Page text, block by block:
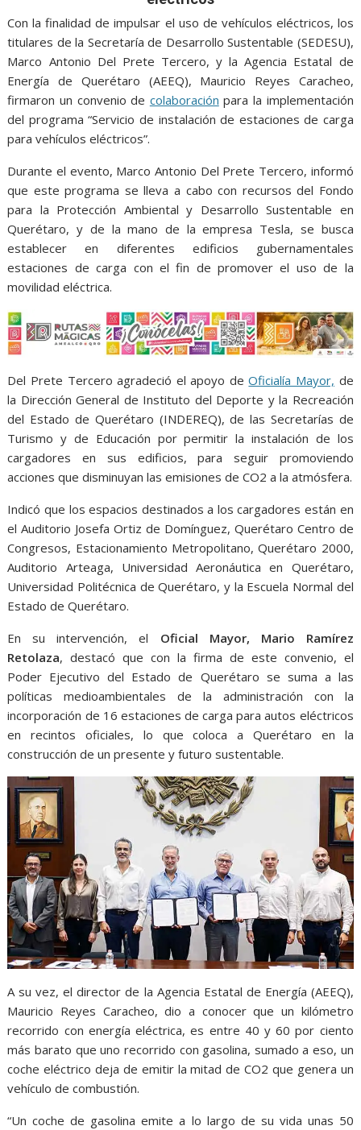
o
k
p
p
g
er
m
Con la finalidad de impulsar el uso de vehículos eléctricos, los
titulares de la Secretaría de Desarrollo Sustentable (SEDESU),
Marco Antonio Del Prete Tercero, y la Agencia Estatal de
Energía de Querétaro (AEEQ), Mauricio Reyes Caracheo,
firmaron un convenio de colaboración para la implementación
del programa “Servicio de instalación de estaciones de carga
para vehículos eléctricos”.
Durante el evento, Marco Antonio Del Prete Tercero, informó
que este programa se lleva a cabo con recursos del Fondo
para la Protección Ambiental y Desarrollo Sustentable en
Querétaro, y de la mano de la empresa Tesla, se busca
establecer en diferentes edificios gubernamentales
estaciones de carga con el fin de promover el uso de la
movilidad eléctrica.
Del Prete Tercero agradeció el apoyo deOficialía Mayor, de
la Dirección General de Instituto del Deporte y la Recreación
del Estado de Querétaro (INDEREQ), de las Secretarías de
Turismo y de Educación por permitir la instalación de los
cargadores en sus edificios, para seguir promoviendo
acciones que disminuyan las emisiones de CO2 a la atmósfera.
Indicó que los espacios destinados a los cargadores están en
el Auditorio Josefa Ortiz de Domínguez, Querétaro Centro de
Congresos, Estacionamiento Metropolitano, Querétaro 2000,
Auditorio Arteaga, Universidad Aeronáutica en Querétaro,
Universidad Politécnica de Querétaro, y la Escuela Normal del
Estado de Querétaro.
En su intervención, el Oficial Mayor, Mario Ramírez
Retolaza, destacó que con la firma de este convenio, el
Poder Ejecutivo del Estado de Querétaro se suma a las
políticas medioambientales de la administración con la
incorporación de 16 estaciones de carga para autos eléctricos
en recintos oficiales, lo que coloca a Querétaro en la
construcción de un presente y futuro sustentable.
A su vez, el director de la Agencia Estatal de Energía (AEEQ),
Mauricio Reyes Caracheo, dio a conocer que un kilómetro
recorrido con energía eléctrica, es entre 40 y 60 por ciento
más barato que uno recorrido con gasolina, sumado a eso, un
coche eléctrico deja de emitir la mitad de CO2 que genera un
vehículo de combustión.
“Un coche de gasolina emite a lo largo de su vida unas 50